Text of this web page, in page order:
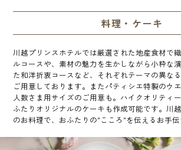
料理・ケーキ
川越プリンスホテルでは厳選された地産食材で
ルコースや、素材の魅力を生かしながら小粋な
た和洋折衷コースなど、それぞれテーマの異な
ご用意しております。またパティシエ特製のウ
人数さま用サイズのご用意も。ハイクオリティ
ふたりオリジナルのケーキも作成可能です。川
のお料理で、おふたりの"こころ"を伝えるお手伝